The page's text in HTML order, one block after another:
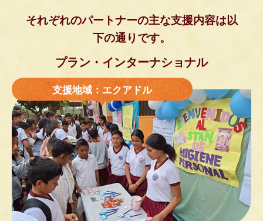
それぞれのパートナーの主な支援内容は以
下の通りです。
プラン・インターナショナル
支援地域：エクアドル